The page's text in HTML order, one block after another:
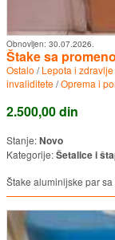
Obnovljen: 30.07.2026.
Štake sa
Ostalo /Lepota i zdravlje
invaliditete/Oprema i
2.500,00 din
Stanje:Novo
Kategorije:Šetalice i
Štake aluminijske par